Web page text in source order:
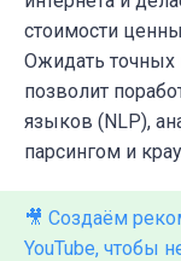
стоимости
Ожидать точных
позволит
языков (NLP),
парсингом и
🎥 Создаём
YouTube, чтобы